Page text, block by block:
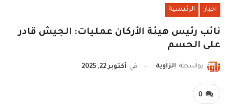
اخبار الرئيسية
نائب رئيس هيئة الأركان عمليات: الجيش قادر
على الحسم
بواسطة الزاوية في أكتوبر 22, 2025
0